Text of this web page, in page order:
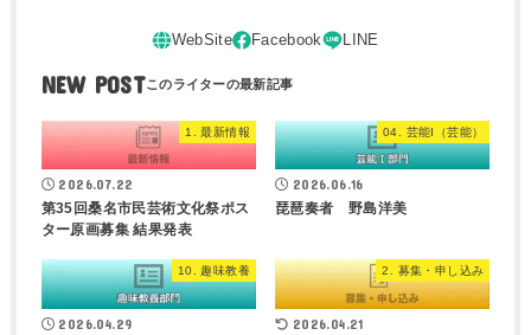
NEW POST
1. 最新情報
2026.07.22
第35回桑名市民芸術文化祭ポス
ター原画募集 結果発表
04. 芸能I（芸能）
2026.06.16
琵琶奏者 野島洋美
10. 趣味教養
2026.04.29
2. 募集・申し込み
2026.04.21